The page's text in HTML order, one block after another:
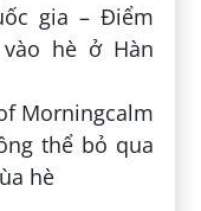
gia – Điểm
hè ở Hàn
Morningcalm
thể bỏ qua
hè